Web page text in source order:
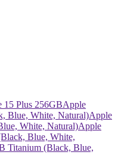
15 Plus 256GBApple
Blue, White, Natural)Apple
White, Natural)Apple
Blue, White,
Titanium (Black, Blue,